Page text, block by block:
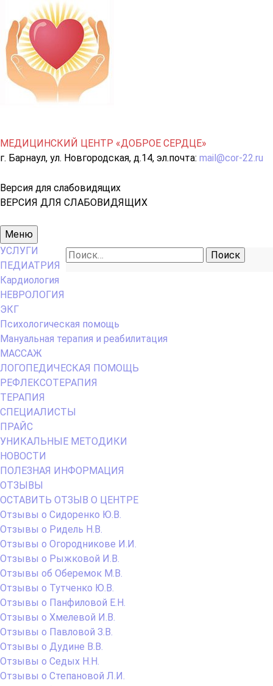
МЕДИЦИНСКИЙ ЦЕНТР «ДОБРОЕ СЕРДЦЕ»
г. Барнаул, ул. Новгородская, д.14, эл.почта: mail@cor-22.ru
Версия для слабовидящих
ВЕРСИЯ ДЛЯ СЛАБОВИДЯЩИХ
Основное
меню
Меню
Найти:
УСЛУГИ
ПЕДИАТРИЯ
Кардиология
НЕВРОЛОГИЯ
ЭКГ
Психологическая помощь
Мануальная терапия и реабилитация
МАССАЖ
ЛОГОПЕДИЧЕСКАЯ ПОМОЩЬ
РЕФЛЕКСОТЕРАПИЯ
ТЕРАПИЯ
СПЕЦИАЛИСТЫ
ПРАЙС
УНИКАЛЬНЫЕ МЕТОДИКИ
НОВОСТИ
ПОЛЕЗНАЯ ИНФОРМАЦИЯ
ОТЗЫВЫ
ОСТАВИТЬ ОТЗЫВ О ЦЕНТРЕ
Отзывы о Сидоренко Ю.В.
Отзывы о Ридель Н.В.
Отзывы о Огородникове И.И.
Отзывы о Рыжковой И.В.
Отзывы об Оберемок М.В.
Отзывы о Тутченко Ю.В.
Отзывы о Панфиловой Е.Н.
Отзывы о Хмелевой И.В.
Отзывы о Павловой З.В.
Отзывы о Дудине В.В.
Отзывы о Седых Н.Н.
Отзывы о Степановой Л.И.